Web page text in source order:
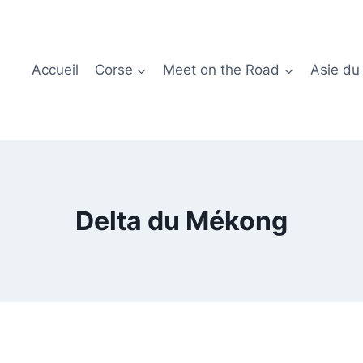
Accueil
Corse Meet on the Road Asie du
Delta du Mékong